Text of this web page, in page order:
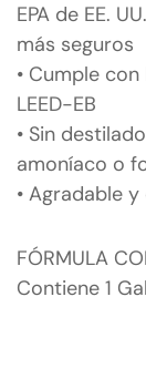
EPA de EE.
más seguros
• Cumple
LEED-EB
• Sin
amoníaco o
• Agradable
FÓRMULA
Contiene 1